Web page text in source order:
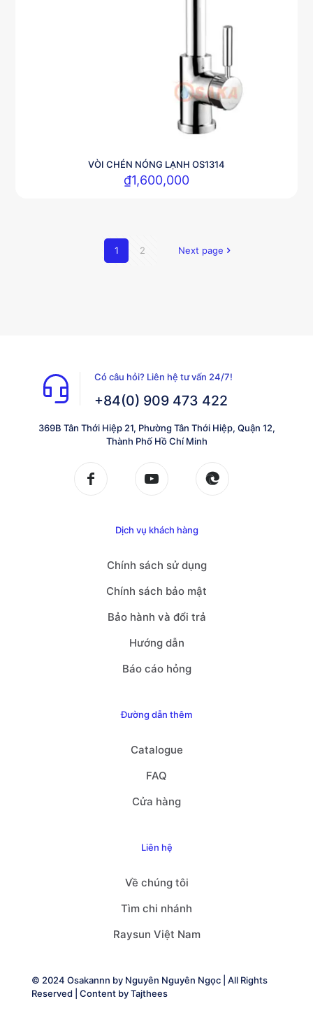
VÒI CHÉN NÓNG LẠNH OS1314
₫1,600,000
1 2 Next page
Có câu hỏi? Liên hệ tư vấn 24/7!
+84(0) 909 473 422
369B Tân Thới Hiệp 21, Phường Tân Thới Hiệp, Quận 12,
Thành Phố Hồ Chí Minh
Dịch vụ khách hàng
Chính sách sử dụng
Chính sách bảo mật
Bảo hành và đổi trả
Hướng dẫn
Báo cáo hỏng
Đường dẫn thêm
Catalogue
FAQ
Cửa hàng
Liên hệ
Về chúng tôi
Tìm chi nhánh
Raysun Việt Nam
© 2024 Osakannn by Nguyên Nguyên Ngọc | All Rights
Reserved | Content byTajthees